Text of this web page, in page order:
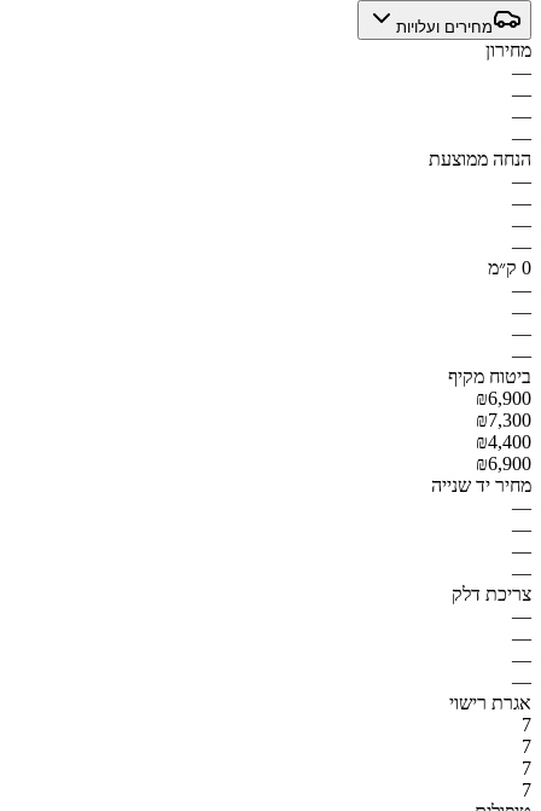
מחירים ועלויות
מחירון
—
—
—
—
הנחה ממוצעת
—
—
—
—
0 ק״מ
—
—
—
—
ביטוח מקיף
₪6,900
₪7,300
₪4,400
₪6,900
מחיר יד שנייה
—
—
—
—
צריכת דלק
—
—
—
—
אגרת רישוי
7
7
7
7